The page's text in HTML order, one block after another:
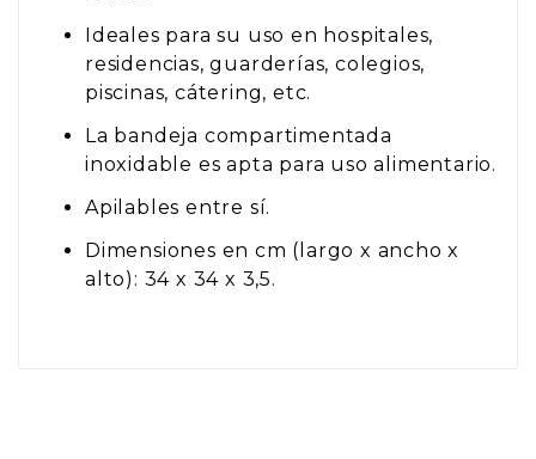
Ideales para su uso en hospitales,
residencias, guarderías, colegios,
piscinas, cátering, etc.
La bandeja compartimentada
inoxidable es apta para uso alimentario.
Apilables entre sí.
Dimensiones en cm (largo x ancho x
alto): 34 x 34 x 3,5.